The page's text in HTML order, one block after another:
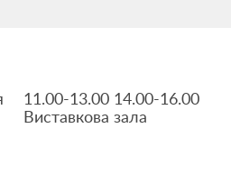
11.00-13.00 14.00-16.00
Виставкова зала